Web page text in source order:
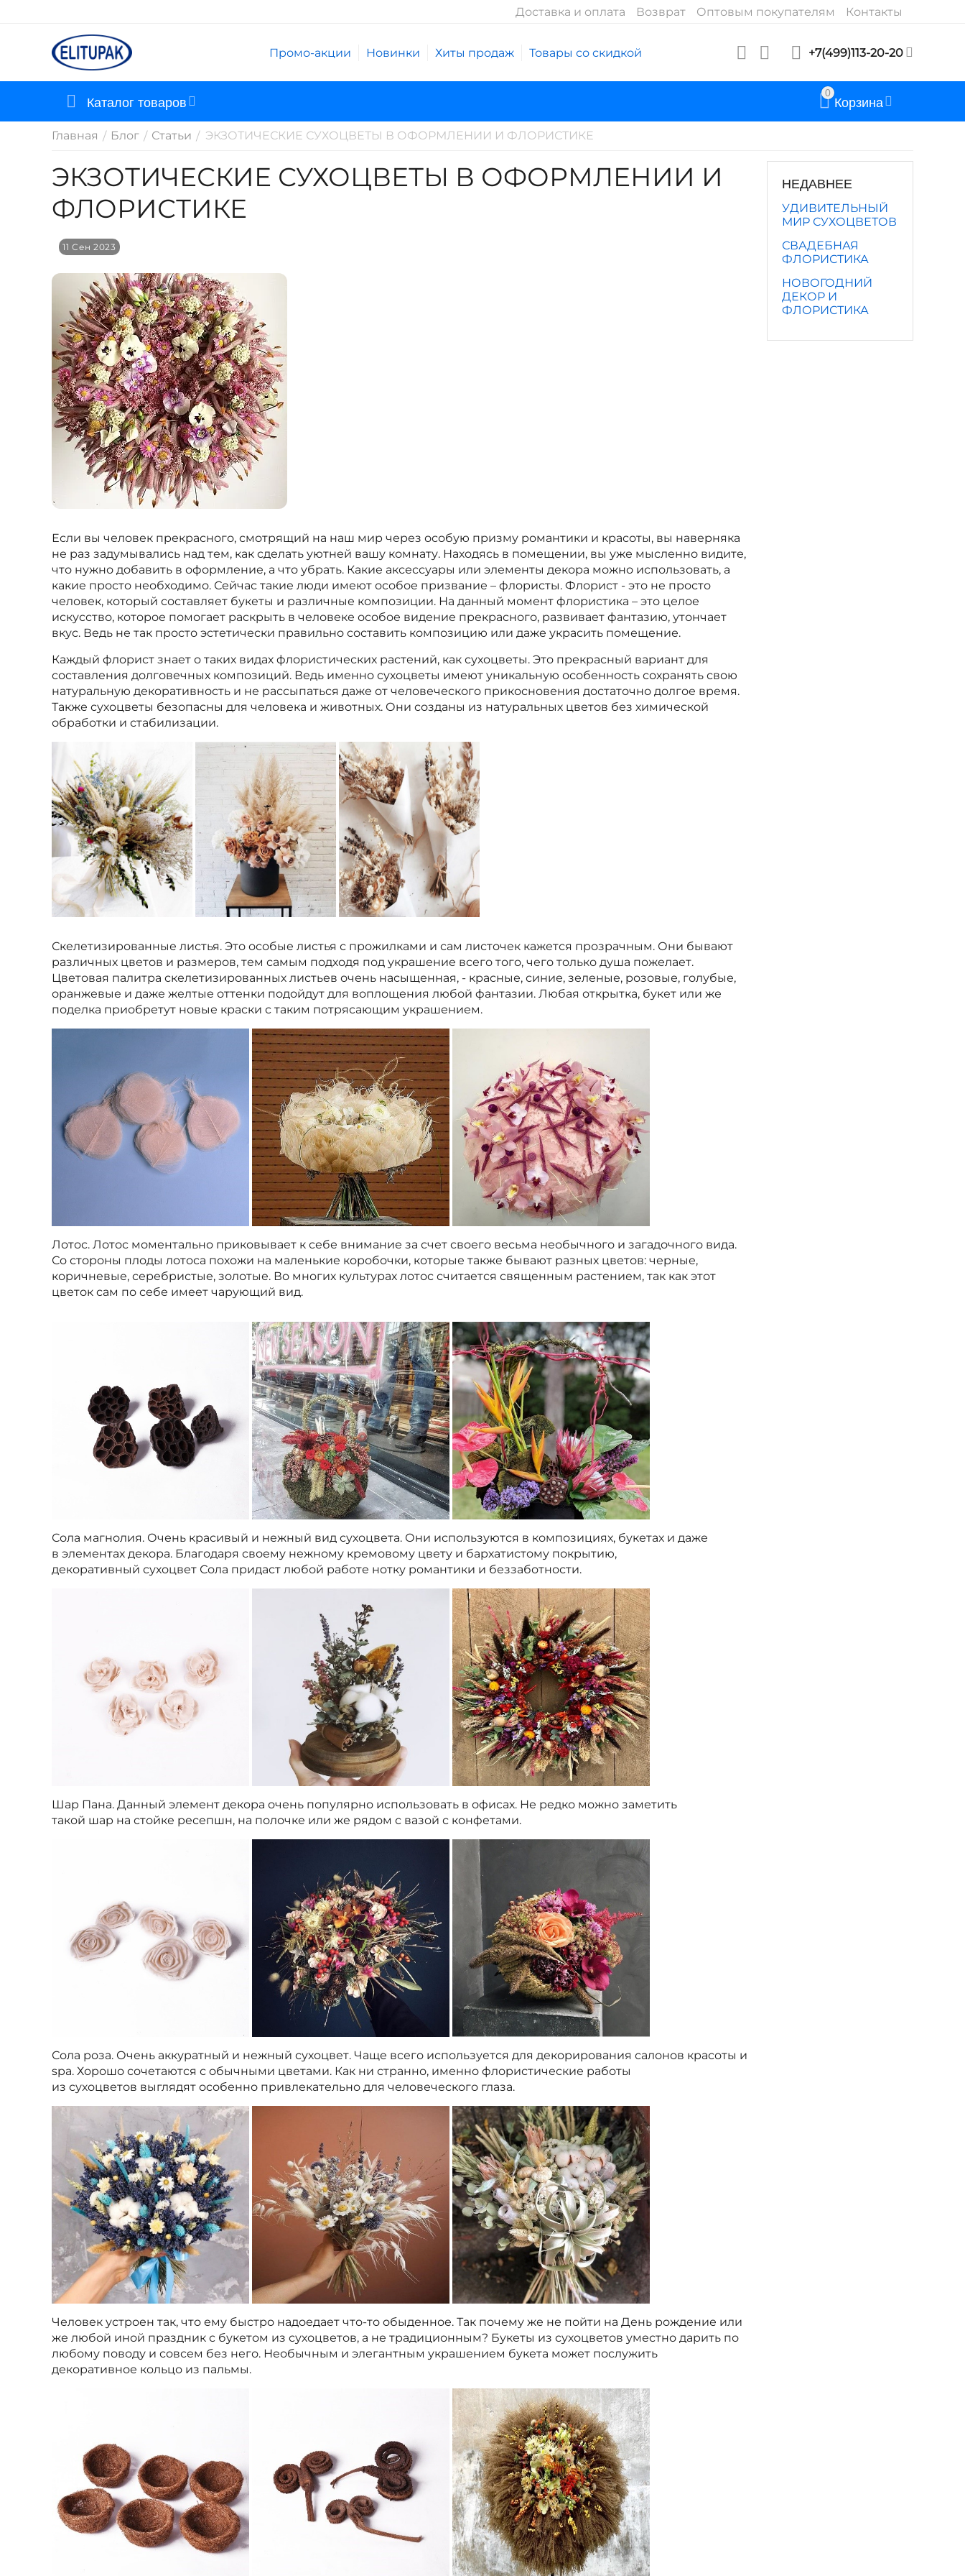
Доставка и оплата Возврат Оптовым покупателям Контакты
Промо-акции Новинки Хиты продаж Товары со скидкой +7(499)113-20-20
Каталог товаров 0 Корзина
Главная / Блог / Статьи / ЭКЗОТИЧЕСКИЕ СУХОЦВЕТЫ В ОФОРМЛЕНИИ И ФЛОРИСТИКЕ
ЭКЗОТИЧЕСКИЕ СУХОЦВЕТЫ В ОФОРМЛЕНИИ И
ФЛОРИСТИКЕ
11 Сен 2023
Если вы человек прекрасного, смотрящий на наш мир через особую призму романтики и красоты, вы наверняка
не раз задумывались над тем, как сделать уютней вашу комнату. Находясь в помещении, вы уже мысленно видите,
что нужно добавить в оформление, а что убрать. Какие аксессуары или элементы декора можно использовать, а
какие просто необходимо. Сейчас такие люди имеют особое призвание – флористы. Флорист - это не просто
человек, который составляет букеты и различные композиции. На данный момент флористика – это целое
искусство, которое помогает раскрыть в человеке особое видение прекрасного, развивает фантазию, утончает
вкус. Ведь не так просто эстетически правильно составить композицию или даже украсить помещение.
Каждый флорист знает о таких видах флористических растений, как сухоцветы. Это прекрасный вариант для
составления долговечных композиций. Ведь именно сухоцветы имеют уникальную особенность сохранять свою
натуральную декоративность и не рассыпаться даже от человеческого прикосновения достаточно долгое время.
Также сухоцветы безопасны для человека и животных. Они созданы из натуральных цветов без химической
обработки и стабилизации.
Скелетизированные листья. Это особые листья с прожилками и сам листочек кажется прозрачным. Они бывают
различных цветов и размеров, тем самым подходя под украшение всего того, чего только душа пожелает.
Цветовая палитра скелетизированных листьев очень насыщенная, - красные, синие, зеленые, розовые, голубые,
оранжевые и даже желтые оттенки подойдут для воплощения любой фантазии. Любая открытка, букет или же
поделка приобретут новые краски с таким потрясающим украшением.
Лотос. Лотос моментально приковывает к себе внимание за счет своего весьма необычного и загадочного вида.
Со стороны плоды лотоса похожи на маленькие коробочки, которые также бывают разных цветов: черные,
коричневые, серебристые, золотые. Во многих культурах лотос считается священным растением, так как этот
цветок сам по себе имеет чарующий вид.
Сола магнолия. Очень красивый и нежный вид сухоцвета. Они используются в композициях, букетах и даже
в элементах декора. Благодаря своему нежному кремовому цвету и бархатистому покрытию,
декоративный сухоцвет Сола придаст любой работе нотку романтики и беззаботности.
Шар Пана. Данный элемент декора очень популярно использовать в офисах. Не редко можно заметить
такой шар на стойке ресепшн, на полочке или же рядом с вазой с конфетами.
Сола роза. Очень аккуратный и нежный сухоцвет. Чаще всего используется для декорирования салонов красоты и
spa. Хорошо сочетаются с обычными цветами. Как ни странно, именно флористические работы
из сухоцветов выглядят особенно привлекательно для человеческого глаза.
Человек устроен так, что ему быстро надоедает что-то обыденное. Так почему же не пойти на День рождение или
же любой иной праздник с букетом из сухоцветов, а не традиционным? Букеты из сухоцветов уместно дарить по
любому поводу и совсем без него. Необычным и элегантным украшением букета может послужить
декоративное кольцо из пальмы.
НЕДАВНЕЕ
УДИВИТЕЛЬНЫЙ
МИР СУХОЦВЕТОВ
СВАДЕБНАЯ
ФЛОРИСТИКА
НОВОГОДНИЙ
ДЕКОР И
ФЛОРИСТИКА